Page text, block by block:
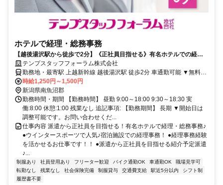
ホテルで経理・総務事務
【越後湯沢駅から徒歩で2分】《正社員目指せる》有名ホテルでの経
理・総務事務／シフト休み
テンプスタッフフォーラム株式会社
勤務地・最寄駅 上越新幹線 越後湯沢駅 徒歩2分 車通勤可能 ▼無料駐
車場完備
時給1,250円～1,500円
新潟県南魚沼郡
勤務時間・期間 【勤務時間】 昼勤 9:00～18:00 9:30～18:30 実
働:8:00 休憩:1:00 残業なし 追記事項: 【勤務期間】 長期 ▼開始日は
調整可能です。お問い合わせくだ...
仕事内容 派遣から正社員を目指せる！有名ホテルで経理・総務事務♪
●ウインタースポーツで人気♪宿泊施設での経理事務！ ●経理事務経験
を活かせるお仕事です！！ ●派遣から正社員を目指せる紹介予定派遣
♪...
制服あり 社員登用あり フリーター歓迎 バイク通勤OK 車通勤OK
職場見学可
転勤なし
残業なし 社会保険完備 制服貸与 交通費支給 駅近5分以内
シフト制
履歴書不要